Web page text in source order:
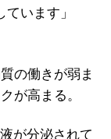
います」
の働きが弱ま
が高まる。
が分泌されて